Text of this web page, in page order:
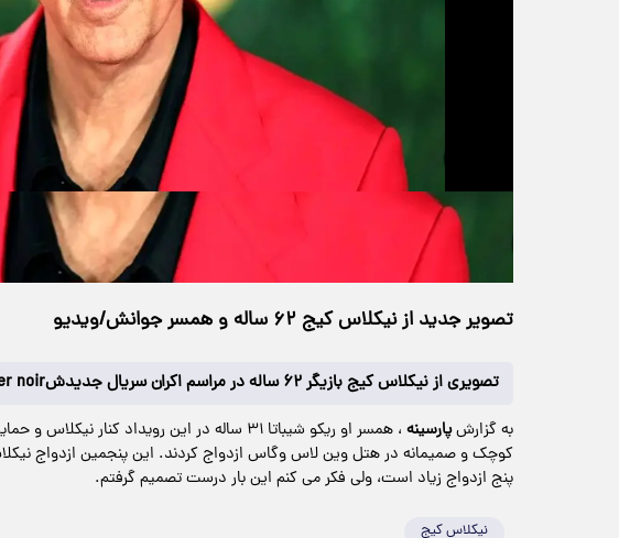
Video
حجم ویدیو: 5.16M |مدت زمان ویدیو:
خانه> چندرسانه‌ای
تصویر جدید از نیکلاس کیج ۶۲ ساله و همسر جوانش/ویدیو
تصویری از نیکلاس کیج بازیگر ۶۲ ساله در مراسم اکران سریال جدیدشSpider noirدر نیویورک منتشر شد.
به گزارشپارسینه
کوچک و صمیمانه در هتل وین لاس وگاس ازدواج کردند. این پنجمین ازدواج
پنج ازدواج زیاد است، ولی فکر می کنم این بار درست تصمیم گرفتم.
نیکلاس کیج